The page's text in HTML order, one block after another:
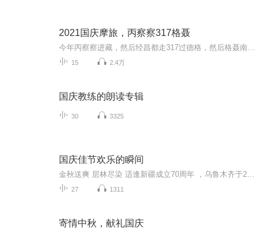
2021国庆摩旅，丙察察317格聂
15 2.4万
国庆教练的朗读专辑
30 3325
国庆佳节欢乐的瞬间
27 1311
寄情中秋，献礼国庆